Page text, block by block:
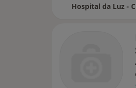
Hospital da Luz -